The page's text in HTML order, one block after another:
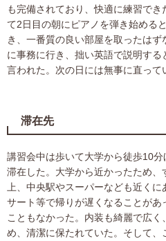
も完備されており、快適に練習で
て2日目の朝にピアノを弾き始める
き、一番質の良い部屋を取ったは
に事務に行き、拙い英語で説明する
言われた。次の日には無事に直って
滞在先
講習会中は歩いて大学から徒歩10
滞在した。大学から近かったため
上、中央駅やスーパーなども近く
サート等で帰りが遅くなることが
こともなかった。内装も綺麗で広
め、清潔に保たれていた。そして